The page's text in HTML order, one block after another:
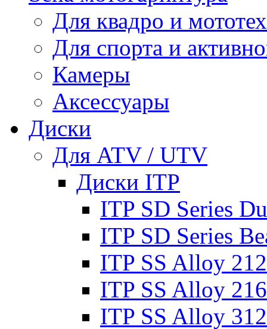
Для квадро и
Для спорта и
Камеры
Аксессуары
Диски
Для ATV / UTV
Диски ITP
ITP SD Series
ITP SD Series
ITP SS Alloy 212
ITP SS Alloy 216
ITP SS Alloy 312